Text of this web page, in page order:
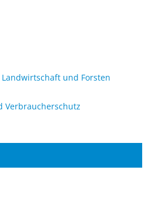
und Forsten
Verbraucherschutz